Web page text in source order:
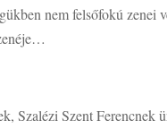
nem felsőfokú
Szalézi Szent Ferencnek